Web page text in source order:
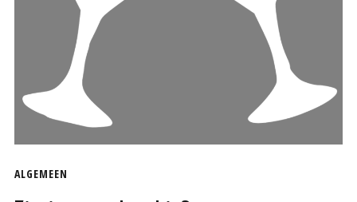
ALGEMEEN